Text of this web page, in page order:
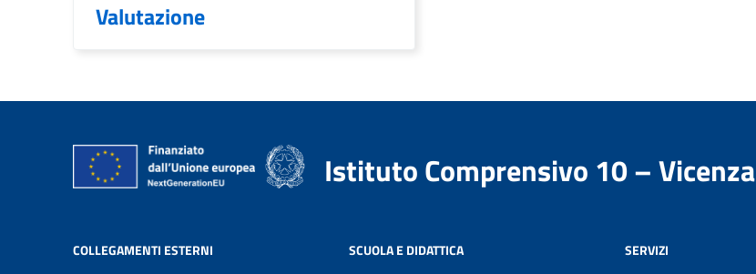
Valutazione
Istituto Comprensivo 10 – Vicenza
COLLEGAMENTI ESTERNI SCUOLA E DIDATTICA SERVIZI